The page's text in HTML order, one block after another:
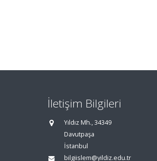
İletişim Bilgileri
Yıldız Mh., 34349
Davutpaşa
İstanbul
bilgiislem@yildiz.edu.tr